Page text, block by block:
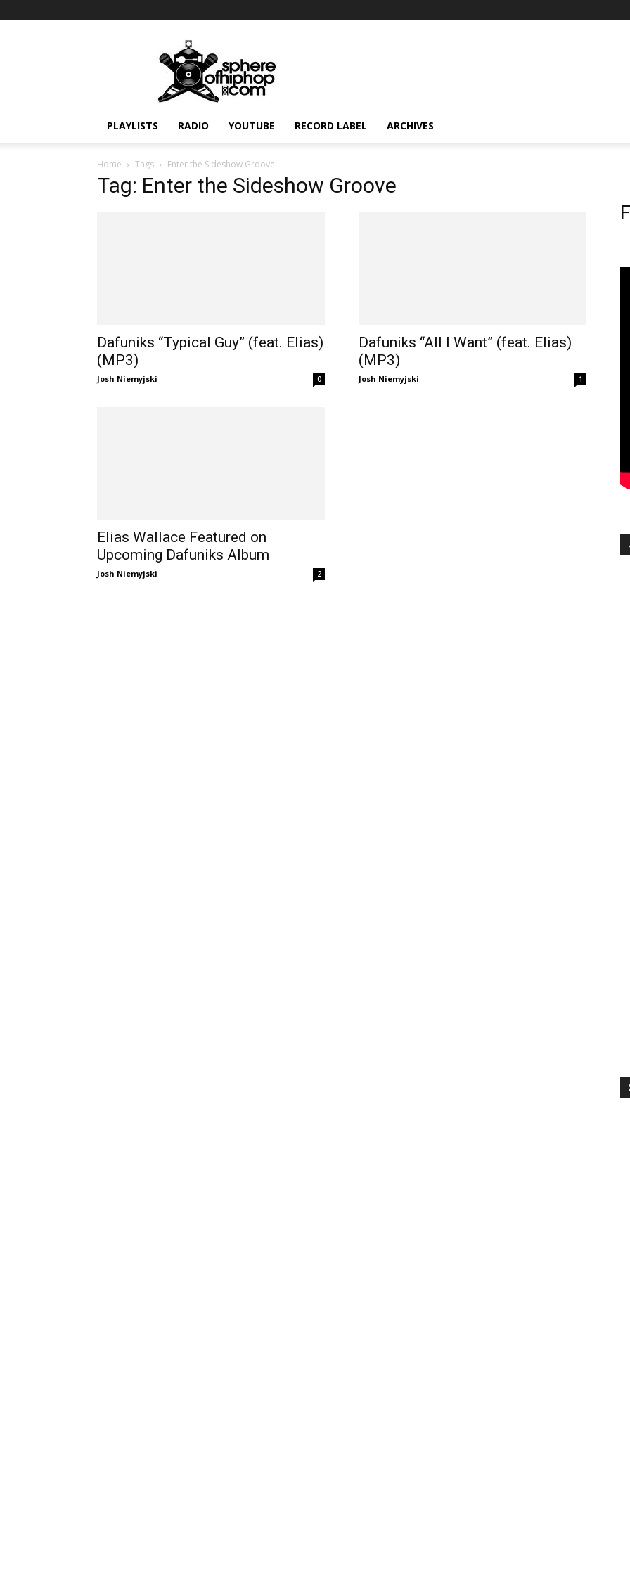
PLAYLISTS RADIO YOUTUBE RECORD LABEL ARCHIVES
Home Tags Enter the Sideshow Groove
Tag: Enter the Sideshow Groove
Dafuniks “Typical Guy” (feat. Elias)
(MP3)
Josh Niemyjski 0
Dafuniks “All I Want” (feat. Elias)
(MP3)
Josh Niemyjski 1
Elias Wallace Featured on
Upcoming Dafuniks Album
Josh Niemyjski 2